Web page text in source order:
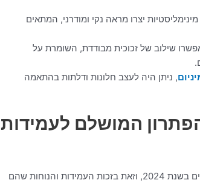
יצרו מראה נקי ומודרני, המתאים
שילוב של זכוכית מבודדת, השומרת על
, ניתן היה לעצב חלונות ודלתות בהתאמה
המושלם לעמידות
מטבחים עשויים אלומיניום היו אחד הטרנדים החמים בשנת 2024, וזאת בזכות העמידות והנוחות שהם